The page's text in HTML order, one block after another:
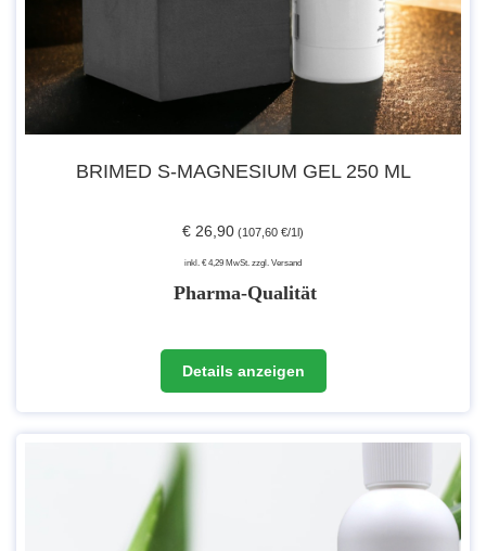
BRIMED S-MAGNESIUM GEL 250 ML
€ 26,90 (107,60 €/1l)
inkl. € 4,29 MwSt. zzgl. Versand
Pharma-Qualität
Es handelt sich um Rohstoffe, die in medizinischen Anwendungen
eingesetzt werden. Der Gehalt von Verunreinigungen und
auf ein vernachlässigbares Minimum reduziert.
Also umso höher die Qualität, desto "reiner" ist das Produkt bzw.
desto weniger Fremdprodukte wie Schwermetalle o.ä. sind im Produkt
Details anzeigen